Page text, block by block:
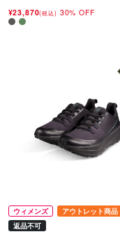
¥23,870(税込) 30% OFF
ウィメンズ
アウトレット商品
返品不可